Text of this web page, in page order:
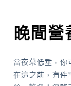
晚間營
當夜幕低垂，你
在這之前，有